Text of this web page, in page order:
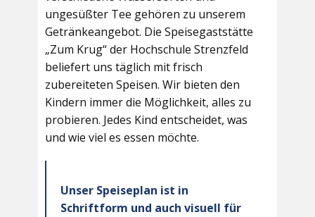
ungesüßter Tee gehören zu unserem
Getränkeangebot. Die Speisegaststätte
„Zum Krug“ der Hochschule Strenzfeld
beliefert uns täglich mit frisch
zubereiteten Speisen. Wir bieten den
Kindern immer die Möglichkeit, alles zu
probieren. Jedes Kind entscheidet, was
und wie viel es essen möchte.
Unser Speiseplan ist in
Schriftform und auch visuell für